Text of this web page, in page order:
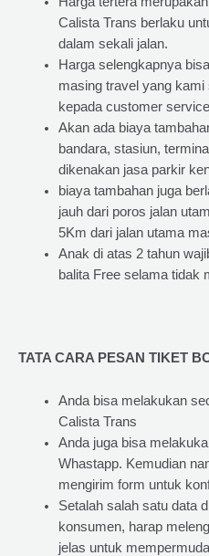
Calista Trans berlaku
dalam sekali jalan.
Harga selengkapnya
masing travel yang
kepada customer
Akan ada biaya
bandara, stasiun,
dikenakan jasa parkir
biaya tambahan juga
jauh dari poros jalan
5Km dari jalan utama
Anak di atas 2 tahun
balita Free selama tidak
TATA CARA PESAN TIKET
Anda bisa melakukan
Calista Trans
Anda juga bisa
Whastapp. Kemudian
mengirim form untuk
Setalah salah satu data
konsumen, harap
jelas untuk